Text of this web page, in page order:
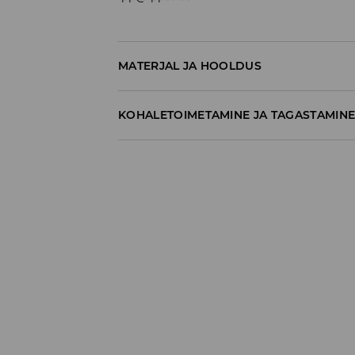
MATERJAL JA HOOLDUS
KOHALETOIMETAMINE JA TAGASTAMINE